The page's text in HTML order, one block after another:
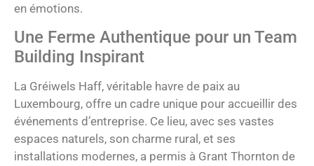
en émotions.
Une Ferme Authentique pour un Team
Building Inspirant
La Gréiwels Haff, véritable havre de paix au
Luxembourg, offre un cadre unique pour accueillir des
événements d’entreprise. Ce lieu, avec ses vastes
espaces naturels, son charme rural, et ses
installations modernes, a permis à Grant Thornton de